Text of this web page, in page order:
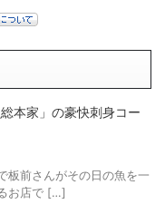
本家」の豪快刺身コー
板前さんがその日の魚を一
お店で […]